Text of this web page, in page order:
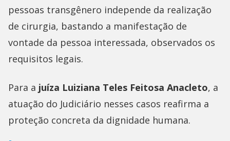
pessoas transgênero independe da realização
de cirurgia, bastando a manifestação de
vontade da pessoa interessada, observados os
requisitos legais.
Para a juíza Luiziana Teles Feitosa Anacleto, a
atuação do Judiciário nesses casos reafirma a
proteção concreta da dignidade humana.